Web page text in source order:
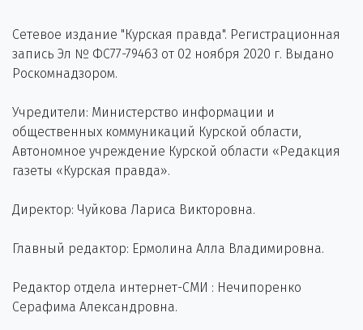
Сетевое издание "Курская правда". Регистрационная
запись Эл № ФС77-79463 от 02 ноября 2020 г. Выдано
Роскомнадзором.
Учредители: Министерство информации и
общественных коммуникаций Курской области,
Автономное учреждение Курской области «Редакция
газеты «Курская правда».
Директор: Чуйкова Лариса Викторовна.
Главный редактор: Ермолина Алла Владимировна.
Редактор отдела интернет-СМИ : Нечипоренко
Серафима Александровна.